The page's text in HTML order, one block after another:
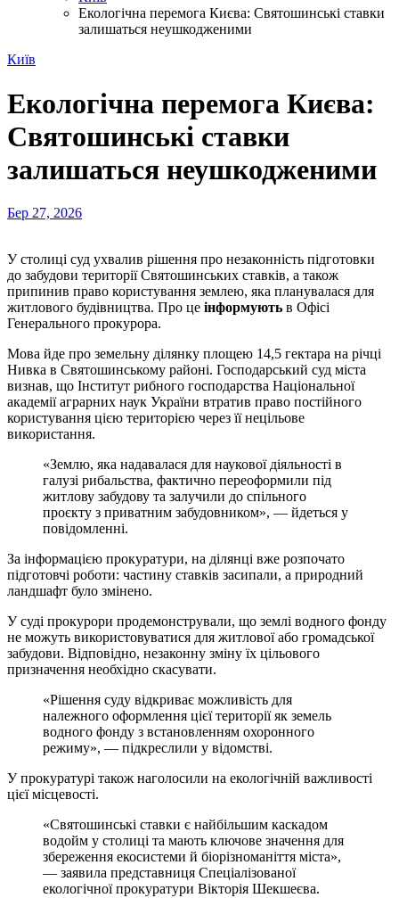
Екологічна перемога Києва: Святошинські ставки
залишаться неушкодженими
Київ
Екологічна перемога Києва:
Святошинські ставки
залишаться неушкодженими
Бер 27, 2026
У столиці суд ухвалив рішення про незаконність підготовки
до забудови території Святошинських ставків, а також
припинив право користування землею, яка планувалася для
житлового будівництва. Про це інформують в Офісі
Генерального прокурора.
Мова йде про земельну ділянку площею 14,5 гектара на річці
Нивка в Святошинському районі. Господарський суд міста
визнав, що Інститут рибного господарства Національної
академії аграрних наук України втратив право постійного
користування цією територією через її нецільове
використання.
«Землю, яка надавалася для наукової діяльності в
галузі рибальства, фактично переоформили під
житлову забудову та залучили до спільного
проєкту з приватним забудовником», — йдеться у
повідомленні.
За інформацією прокуратури, на ділянці вже розпочато
підготовчі роботи: частину ставків засипали, а природний
ландшафт було змінено.
У суді прокурори продемонстрували, що землі водного фонду
не можуть використовуватися для житлової або громадської
забудови. Відповідно, незаконну зміну їх цільового
призначення необхідно скасувати.
«Рішення суду відкриває можливість для
належного оформлення цієї території як земель
водного фонду з встановленням охоронного
режиму», — підкреслили у відомстві.
У прокуратурі також наголосили на екологічній важливості
цієї місцевості.
«Святошинські ставки є найбільшим каскадом
водойм у столиці та мають ключове значення для
збереження екосистеми й біорізноманіття міста»,
— заявила представниця Спеціалізованої
екологічної прокуратури Вікторія Шекшеєва.